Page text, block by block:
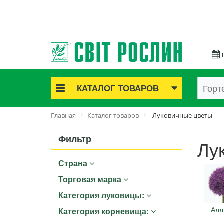
КАТАЛОГ ТОВАРОВ
Акционные товары
Саженцы плодово-ягодные
Лук и чеснок
Средства защиты растений
Главная Каталог товаров Луковичные цветы
Фильтр
Страна
Торговая марка
Категория луковицы:
Категория корневища: